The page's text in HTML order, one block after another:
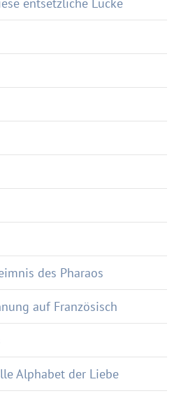
entsetzliche Lücke
des Pharaos
auf Französisch
Alphabet der Liebe